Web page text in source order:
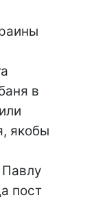
в
якобы
пост